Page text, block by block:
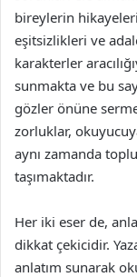
bireylerin
eşitsizlikleri ve
karakterler
sunmakta ve bu
gözler önüne
zorluklar,
aynı zamanda
taşımaktadır.
Her iki eser de,
dikkat çekicidir.
anlatım sunarak